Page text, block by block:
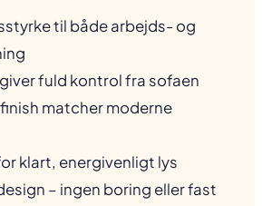
til både arbejds- og
fuld kontrol fra sofaen
matcher moderne
klart, energivenligt lys
– ingen boring eller fast